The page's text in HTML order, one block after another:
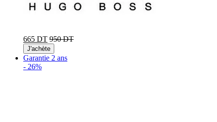
665 DT 950 DT
J'achète
Garantie 2 ans
- 26%